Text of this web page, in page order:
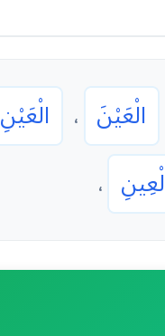
الْعَيْنَ ، الْعَيْنِ
،